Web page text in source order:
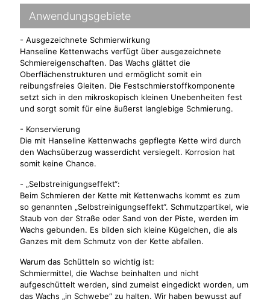
Anwendungsgebiete
- Ausgezeichnete Schmierwirkung
Hanseline Kettenwachs verfügt über ausgezeichnete
Schmiereigenschaften. Das Wachs glättet die
Oberflächenstrukturen und ermöglicht somit ein
reibungsfreies Gleiten. Die Festschmierstoffkomponente
setzt sich in den mikroskopisch kleinen Unebenheiten fest
und sorgt somit für eine äußerst langlebige Schmierung.
- Konservierung
Die mit Hanseline Kettenwachs gepflegte Kette wird durch
den Wachsüberzug wasserdicht versiegelt. Korrosion hat
somit keine Chance.
- „Selbstreinigungseffekt“:
Beim Schmieren der Kette mit Kettenwachs kommt es zum
so genannten „Selbstreinigungseffekt“. Schmutzpartikel, wie
Staub von der Straße oder Sand von der Piste, werden im
Wachs gebunden. Es bilden sich kleine Kügelchen, die als
Ganzes mit dem Schmutz von der Kette abfallen.
Warum das Schütteln so wichtig ist:
Schmiermittel, die Wachse beinhalten und nicht
aufgeschüttelt werden, sind zumeist eingedickt worden, um
das Wachs „in Schwebe“ zu halten. Wir haben bewusst auf